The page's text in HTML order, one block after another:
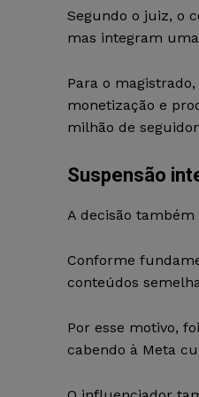
Segundo o juiz, o
mas integram
Para o
monetização e
milhão de
Suspensão
A decisão
Conforme
conteúdos
Por esse motivo,
cabendo à Meta